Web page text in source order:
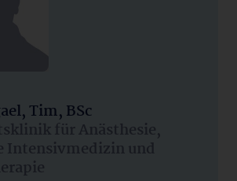
Tim, BSc
für Anästhesie,
Intensivmedizin und